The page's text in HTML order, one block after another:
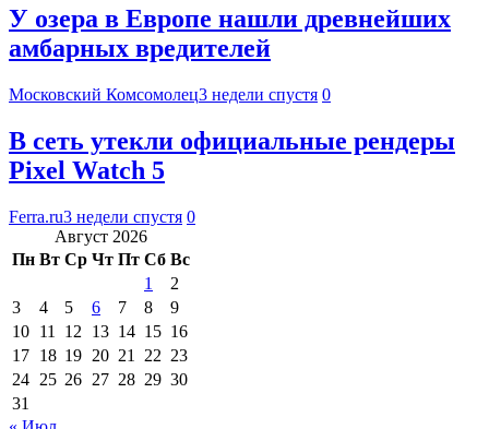
У озера в Европе нашли древнейших
амбарных вредителей
Московский Комсомолец3 недели спустя 0
В сеть утекли официальные рендеры
Pixel Watch 5
Ferra.ru3 недели спустя 0
Август 2026
Пн Вт Ср Чт Пт Сб Вс
1
2
3
4 5 6 7 8
9
10 11 12 13 14 15 16
17 18 19 20 21 22 23
24 25 26 27 28 29 30
31